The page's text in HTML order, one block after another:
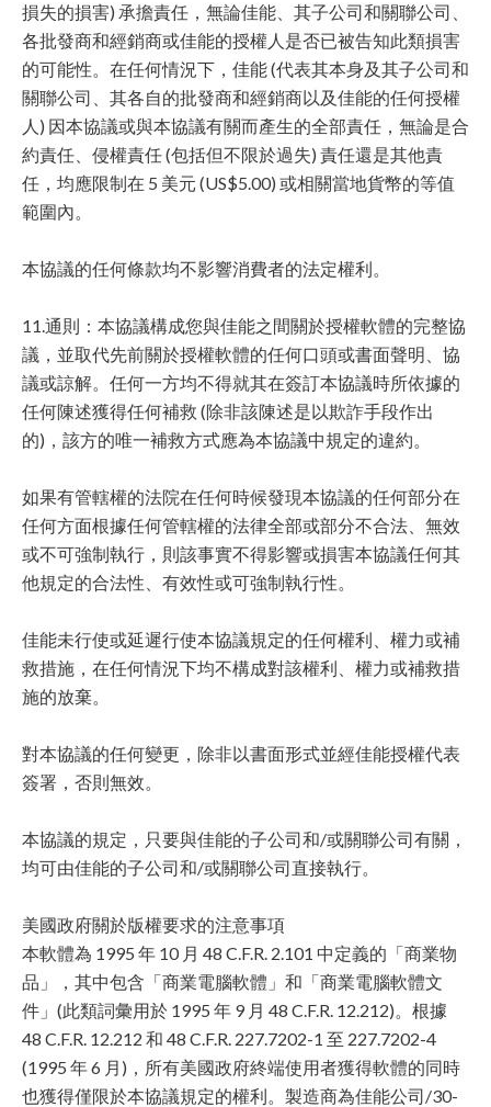
損失的損害) 承擔責任，無論佳能、其子公司和關聯公司、
各批發商和經銷商或佳能的授權人是否已被告知此類損害
的可能性。在任何情況下，佳能 (代表其本身及其子公司和
關聯公司、其各自的批發商和經銷商以及佳能的任何授權
人) 因本協議或與本協議有關而產生的全部責任，無論是合
約責任、侵權責任 (包括但不限於過失) 責任還是其他責
任，均應限制在 5 美元 (US$5.00) 或相關當地貨幣的等值
範圍內。
本協議的任何條款均不影響消費者的法定權利。
11.通則：本協議構成您與佳能之間關於授權軟體的完整協
議，並取代先前關於授權軟體的任何口頭或書面聲明、協
議或諒解。任何一方均不得就其在簽訂本協議時所依據的
任何陳述獲得任何補救 (除非該陳述是以欺詐手段作出
的)，該方的唯一補救方式應為本協議中規定的違約。
如果有管轄權的法院在任何時候發現本協議的任何部分在
任何方面根據任何管轄權的法律全部或部分不合法、無效
或不可強制執行，則該事實不得影響或損害本協議任何其
他規定的合法性、有效性或可強制執行性。
佳能未行使或延遲行使本協議規定的任何權利、權力或補
救措施，在任何情況下均不構成對該權利、權力或補救措
施的放棄。
對本協議的任何變更，除非以書面形式並經佳能授權代表
簽署，否則無效。
本協議的規定，只要與佳能的子公司和/或關聯公司有關，
均可由佳能的子公司和/或關聯公司直接執行。
美國政府關於版權要求的注意事項
本軟體為 1995 年 10 月 48 C.F.R. 2.101 中定義的「商業物
品」，其中包含「商業電腦軟體」和「商業電腦軟體文
件」(此類詞彙用於 1995 年 9 月 48 C.F.R. 12.212)。根據
48 C.F.R. 12.212 和 48 C.F.R. 227.7202-1 至 227.7202-4
(1995 年 6 月)，所有美國政府終端使用者獲得軟體的同時
也獲得僅限於本協議規定的權利。製造商為佳能公司/30-